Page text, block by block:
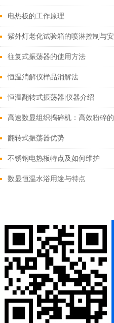
电热板的工作原理
紫外灯老化试验箱的喷淋控制与安
全防护装置
往复式振荡器的使用方法
恒温消解仪样品消解法
恒温翻转式振荡器|仪器介绍
高速数显组织捣碎机：高效粉碎的
秘密设备
翻转式振荡器优势
不锈钢电热板特点及如何维护
数显恒温水浴用途与特点